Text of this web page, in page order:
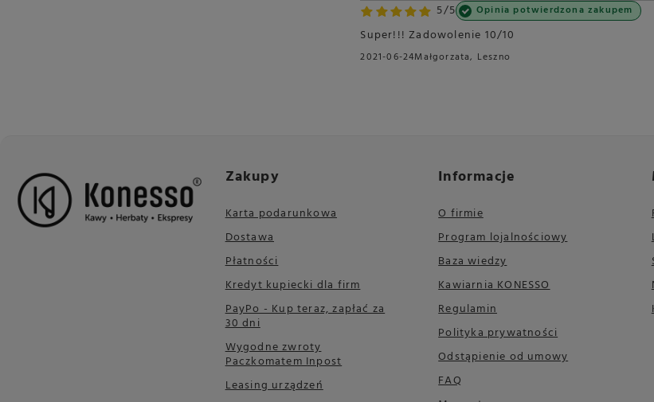
5/5 Opinia potwierdzona zakupem
Super!!! Zadowolenie 10/10
2021-06-24Małgorzata, Leszno
Zakupy
Karta podarunkowa
Dostawa
Płatności
Kredyt kupiecki dla firm
PayPo - Kup teraz, zapłać za
30 dni
Wygodne zwroty
Paczkomatem Inpost
Leasing urządzeń
Informacje
O firmie
Program lojalnościowy
Baza wiedzy
Kawiarnia KONESSO
Regulamin
Polityka prywatności
Odstąpienie od umowy
FAQ